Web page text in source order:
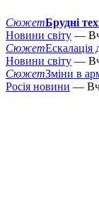
СюжетБрудні
Новини світу —
Сюжет
Новини світу —
СюжетЗміни в
Росія новини —